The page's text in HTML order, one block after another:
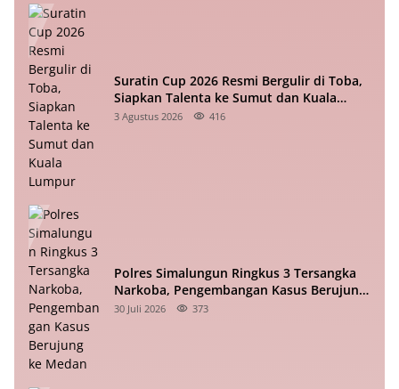
Suratin Cup 2026 Resmi Bergulir di Toba,
Siapkan Talenta ke Sumut dan Kuala
Lumpur
3 Agustus 2026 416
Polres Simalungun Ringkus 3 Tersangka
Narkoba, Pengembangan Kasus Berujung
ke Medan
30 Juli 2026 373